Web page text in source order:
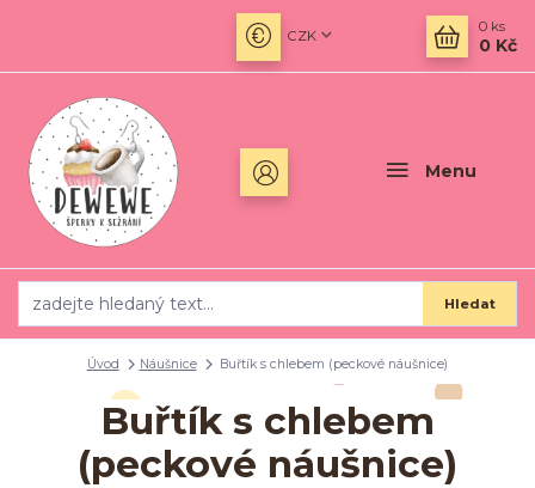
Menu
CZK
Hledat
0 ks
0 Kč
Úvod Náušnice Buřtík s chlebem (peckové náušnice)
Buřtík s chlebem
(peckové náušnice)